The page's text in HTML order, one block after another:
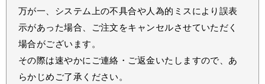
万が一、システム上の不具合や人為的ミスにより誤表
示があった場合、ご注文をキャンセルさせていただく
場合がございます。
その際は速やかにご連絡・ご返金いたしますので、あ
らかじめご了承ください。